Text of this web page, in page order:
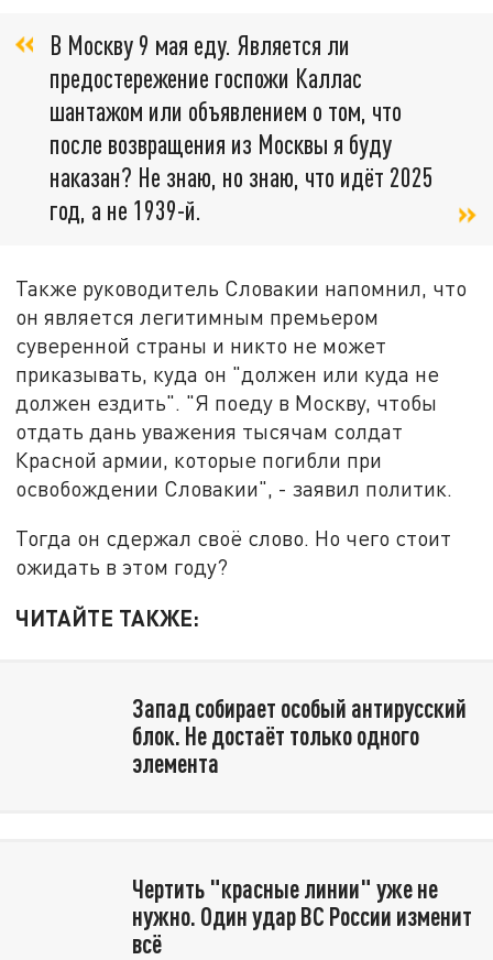
В Москву 9 мая еду. Является ли
предостережение госпожи Каллас
шантажом или объявлением о том, что
после возвращения из Москвы я буду
наказан? Не знаю, но знаю, что идёт 2025
год, а не 1939-й.
Также руководитель Словакии напомнил, что
он является легитимным премьером
суверенной страны и никто не может
приказывать, куда он "должен или куда не
должен ездить". "Я поеду в Москву, чтобы
отдать дань уважения тысячам солдат
Красной армии, которые погибли при
освобождении Словакии", - заявил политик.
Тогда он сдержал своё слово. Но чего стоит
ожидать в этом году?
ЧИТАЙТЕ ТАКЖЕ:
Запад собирает особый антирусский
блок. Не достаёт только одного
элемента
Чертить "красные линии" уже не
нужно. Один удар ВС России изменит
всё